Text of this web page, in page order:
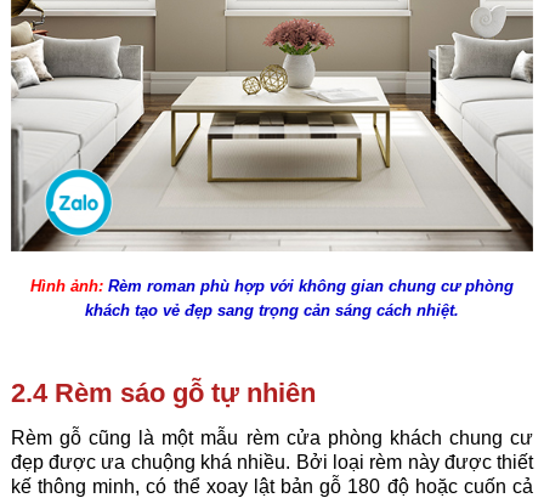
Hình ảnh: Rèm roman phù hợp với không gian chung cư phòng
khách tạo vẻ đẹp sang trọng cản sáng cách nhiệt.
2.4 Rèm sáo gỗ tự nhiên
Rèm gỗ cũng là một mẫu rèm cửa phòng khách chung cư
đẹp được ưa chuộng khá nhiều. Bởi loại rèm này được thiết
kế thông minh, có thể xoay lật bản gỗ 180 độ hoặc cuốn cả